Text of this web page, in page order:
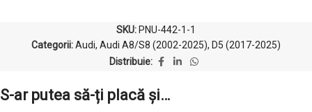
SKU: PNU-442-1-1
Categorii:Audi, Audi A8/S8 (2002-2025), D5 (2017-2025)
Distribuie:
S-ar putea să-ți placă și…